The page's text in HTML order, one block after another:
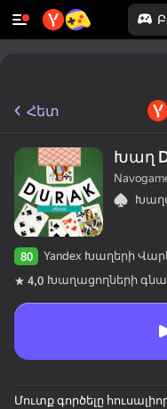
Հետ
Խաղ
80
Yandex Խաղերի
4,0 Խաղացողների
Մուտք գործելը